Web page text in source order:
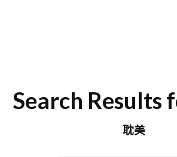
Search Results
耽美